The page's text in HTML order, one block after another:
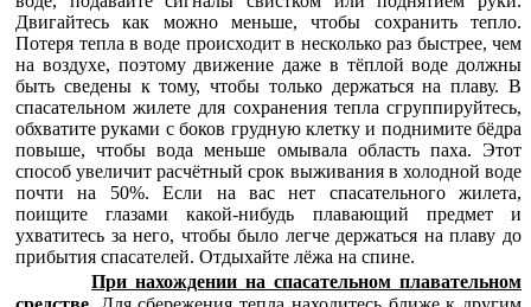
Двигайтесь как можно меньше, чтобы сохранить тепло.
Потеря тепла в воде происходит в несколько раз быстрее, чем
на воздухе, поэтому движение даже в тёплой воде должны
быть сведены к тому, чтобы только держаться на плаву. В
спасательном жилете для сохранения тепла сгруппируйтесь,
обхватите руками с боков грудную клетку и поднимите бёдра
повыше, чтобы вода меньше омывала область паха. Этот
способ увеличит расчётный срок выживания в холодной воде
почти на 50%. Если на вас нет спасательного жилета,
поищите глазами какой-нибудь плавающий предмет и
ухватитесь за него, чтобы было легче держаться на плаву до
прибытия спасателей. Отдыхайте лёжа на спине.
При нахождении на спасательном плавательном